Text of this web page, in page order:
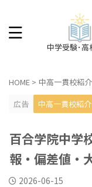
中学受験･高
HOME > 中高一貫校紹介
広告
中高一貫校紹介
百合学院中学
報・偏差値・
2026-06-15